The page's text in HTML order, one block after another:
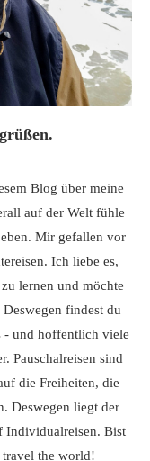
Blog über meine
auf der Welt fühle
Mir gefallen vor
Ich liebe es,
lernen und möchte
findest du
- und hoffentlich viele
Pauschalreisen sind
die Freiheiten, die
Deswegen liegt der
Individualreisen. Bist
the world!